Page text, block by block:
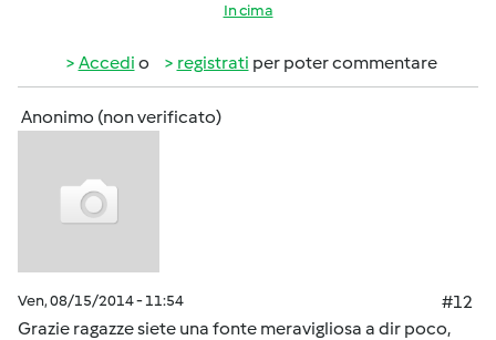
In cima
Accedi o registrati per poter commentare
Anonimo (non verificato)
Ven, 08/15/2014 - 11:54
#12
Grazie ragazze siete una fonte meravigliosa a dir poco,